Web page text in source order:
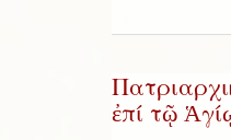
ἐπί τῷ